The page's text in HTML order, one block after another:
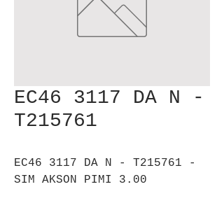
EC46 3117 DA N -
T215761
EC46 3117 DA N - T215761 -
SIM AKSON PIMI 3.00